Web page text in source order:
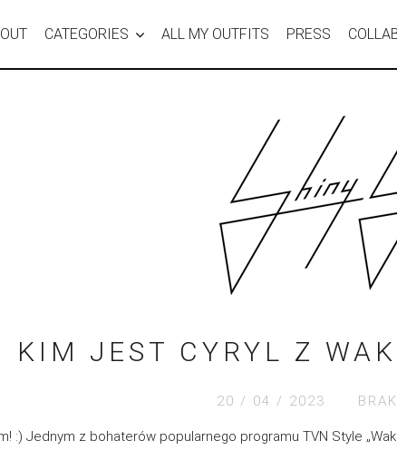
CATEGORIES ALL MY OUTFITS PRESS
KIM JEST CYRYL Z
20 / 04 / 2023
:) Jednym z bohaterów popularnego programu TVN Style